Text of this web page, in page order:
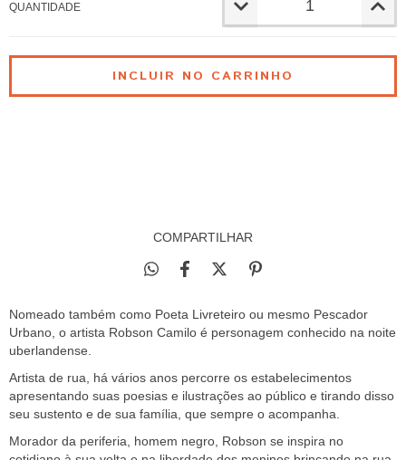
QUANTIDADE
COMPARTILHAR
Nomeado também como Poeta Livreteiro ou mesmo Pescador
Urbano, o artista Robson Camilo é personagem conhecido na noite
uberlandense.
Artista de rua, há vários anos percorre os estabelecimentos
apresentando suas poesias e ilustrações ao público e tirando disso
seu sustento e de sua família, que sempre o acompanha.
Morador da periferia, homem negro, Robson se inspira no